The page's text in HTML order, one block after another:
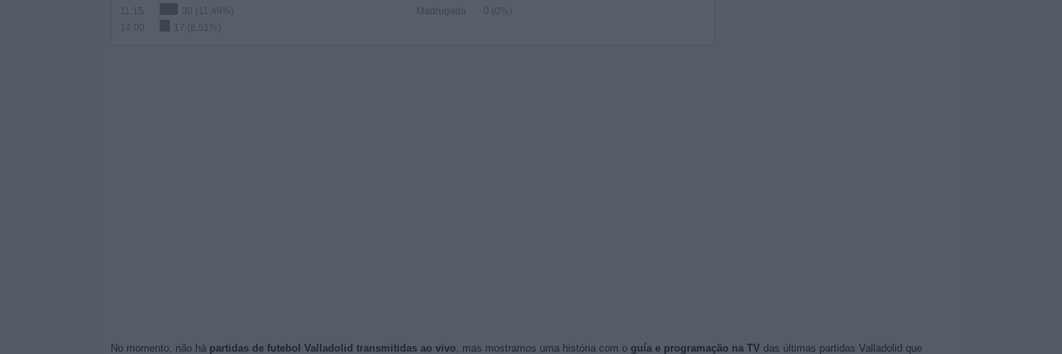
11:15
30 (11,49%)
17 (6,51%)
Madrugada
0 (0%)
No momento, não há partidas de futebol Valladolid transmitidas ao vivo, mas mostramos uma história com o guía e programação na TV das últimas partidas Valladolid que